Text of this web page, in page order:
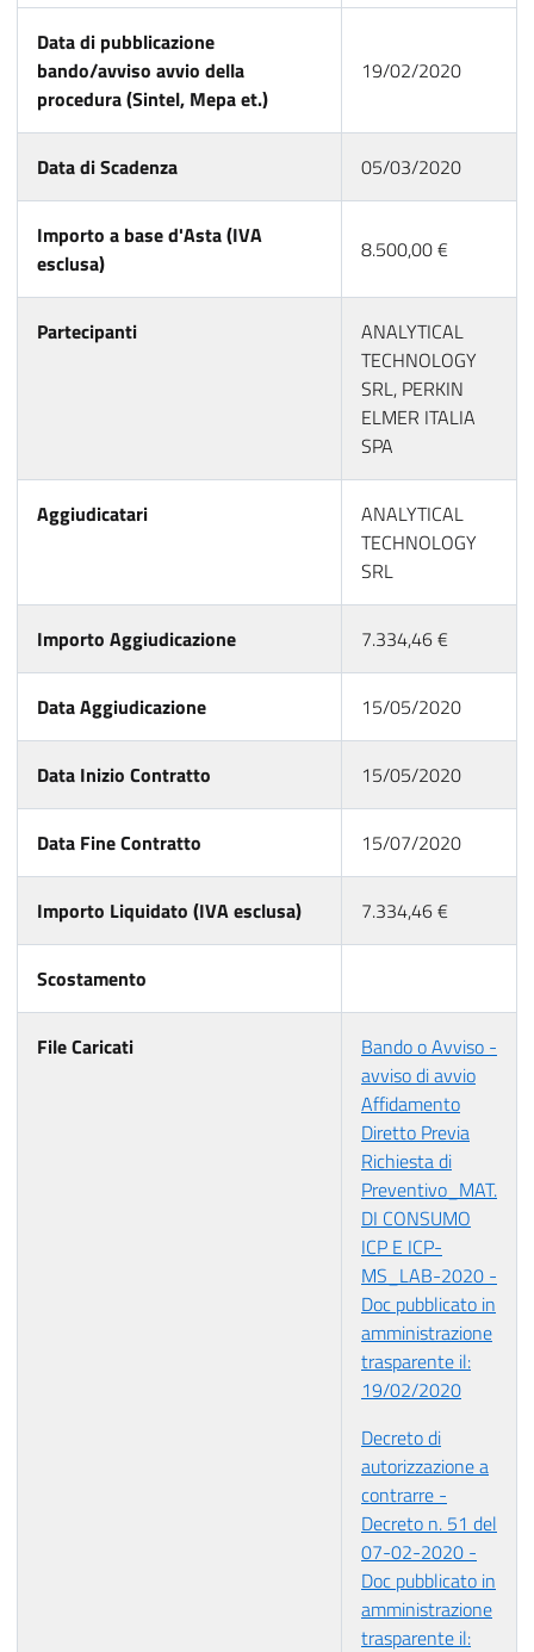
Data di pubblicazione
bando/avviso avvio della
procedura (Sintel, Mepa et.)
19/02/2020
Data di Scadenza 05/03/2020
Importo a base d'Asta (IVA
esclusa)
8.500,00 €
Partecipanti
ANALYTICAL
TECHNOLOGY
SRL, PERKIN
ELMER ITALIA
SPA
Aggiudicatari
ANALYTICAL
TECHNOLOGY
SRL
Importo Aggiudicazione 7.334,46 €
Data Aggiudicazione 15/05/2020
Data Inizio Contratto 15/05/2020
Data Fine Contratto 15/07/2020
Importo Liquidato (IVA esclusa) 7.334,46 €
Scostamento
File Caricati
Bando o Avviso -
avviso di avvio
Affidamento
Diretto Previa
Richiesta di
Preventivo_MAT.
DI CONSUMO
ICP E ICP-
MS_LAB-2020 -
Doc pubblicato in
amministrazione
trasparente il:
19/02/2020
Decreto di
autorizzazione a
contrarre -
Decreto n. 51 del
07-02-2020 -
Doc pubblicato in
amministrazione
trasparente il: